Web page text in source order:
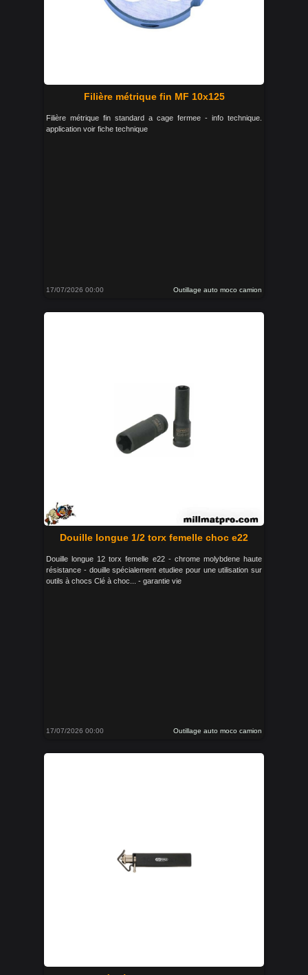
Filière métrique fin MF 10x125
Filière métrique fin standard a cage fermee - info technique.
application voir fiche technique
17/07/2026 00:00 Outillage auto moco camion
Douille longue 1/2 torx femelle choc e22
Douille longue 12 torx femelle e22 - chrome molybdene haute
résistance - douille spécialement etudiee pour une utilisation sur
outils à chocs Clé à choc... - garantie vie
17/07/2026 00:00 Outillage auto moco camion